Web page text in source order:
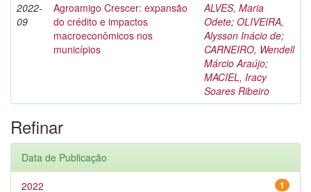
2022-
09
Agroamigo Crescer: expansão
do crédito e impactos
macroeconômicos nos
municípios
ALVES, Maria
Odete; OLIVEIRA,
Alysson Inácio de;
CARNEIRO, Wendell
Márcio Araújo;
MACIEL, Iracy
Soares Ribeiro
Refinar
Data de Publicação
1
2022